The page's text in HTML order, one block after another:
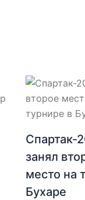
Спартак-
занял
место на
Бухаре